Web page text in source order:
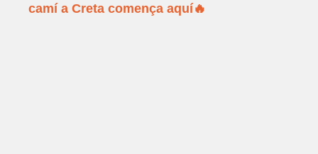
camí a Creta comença aquí🔥